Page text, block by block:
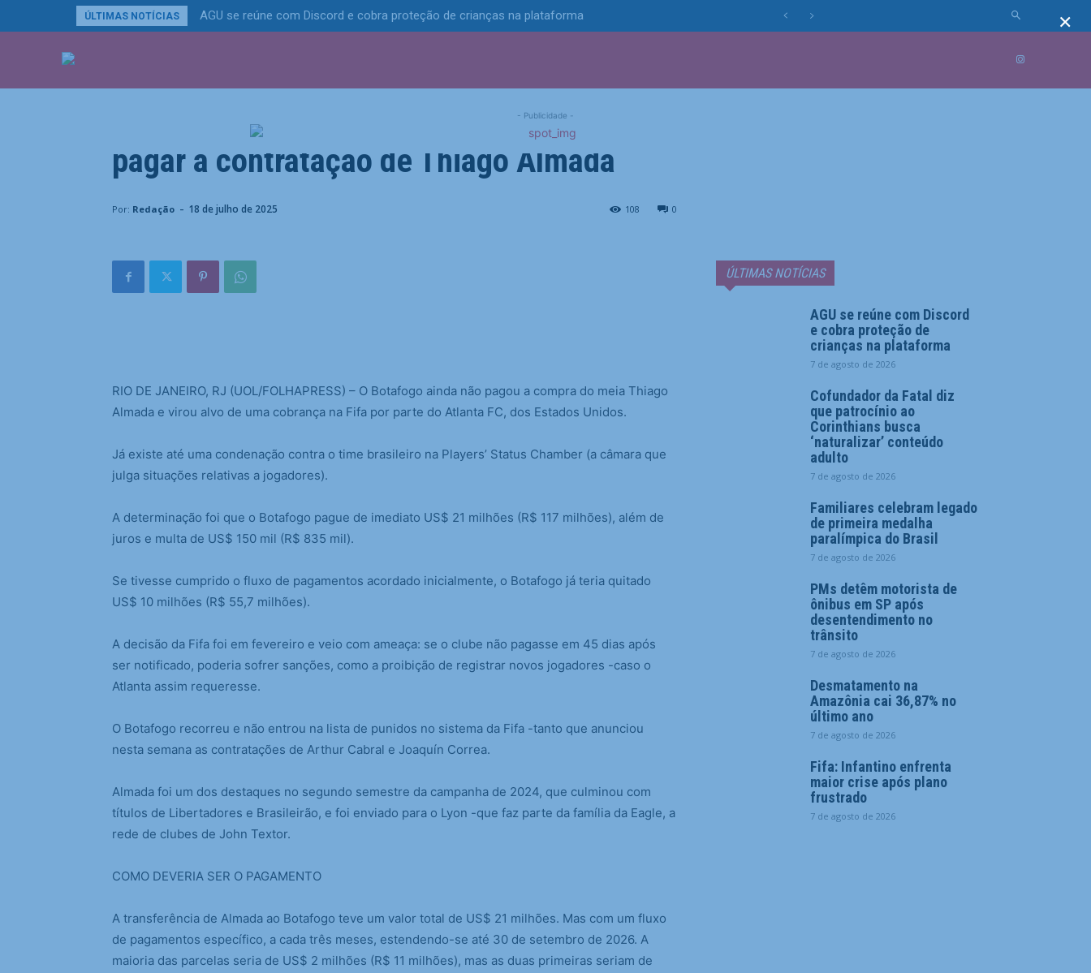
ÚLTIMAS NOTÍCIAS AGU se reúne com Discord e cobra proteção de crianças na plataforma
- Publicidade -
Esportes
Botafogo é condenado na Fifa após não
pagar a contratação de Thiago Almada
Por: Redação - 18 de julho de 2025 0
108
RIO DE JANEIRO, RJ (UOL/FOLHAPRESS) – O Botafogo ainda não pagou a compra do meia Thiago
Almada e virou alvo de uma cobrança na Fifa por parte do Atlanta FC, dos Estados Unidos.
Já existe até uma condenação contra o time brasileiro na Players’ Status Chamber (a câmara que
julga situações relativas a jogadores).
A determinação foi que o Botafogo pague de imediato US$ 21 milhões (R$ 117 milhões), além de
juros e multa de US$ 150 mil (R$ 835 mil).
Se tivesse cumprido o fluxo de pagamentos acordado inicialmente, o Botafogo já teria quitado
US$ 10 milhões (R$ 55,7 milhões).
A decisão da Fifa foi em fevereiro e veio com ameaça: se o clube não pagasse em 45 dias após
ser notificado, poderia sofrer sanções, como a proibição de registrar novos jogadores -caso o
Atlanta assim requeresse.
O Botafogo recorreu e não entrou na lista de punidos no sistema da Fifa -tanto que anunciou
nesta semana as contratações de Arthur Cabral e Joaquín Correa.
Almada foi um dos destaques no segundo semestre da campanha de 2024, que culminou com
títulos de Libertadores e Brasileirão, e foi enviado para o Lyon -que faz parte da família da Eagle, a
rede de clubes de John Textor.
COMO DEVERIA SER O PAGAMENTO
A transferência de Almada ao Botafogo teve um valor total de US$ 21 milhões. Mas com um fluxo
de pagamentos específico, a cada três meses, estendendo-se até 30 de setembro de 2026. A
maioria das parcelas seria de US$ 2 milhões (R$ 11 milhões), mas as duas primeiras seriam de
ÚLTIMAS NOTÍCIAS
AGU se reúne com Discord
e cobra proteção de
crianças na plataforma
7 de agosto de 2026
Cofundador da Fatal diz
que patrocínio ao
Corinthians busca
‘naturalizar’ conteúdo
adulto
7 de agosto de 2026
Familiares celebram legado
de primeira medalha
paralímpica do Brasil
7 de agosto de 2026
PMs detêm motorista de
ônibus em SP após
desentendimento no
trânsito
7 de agosto de 2026
Desmatamento na
Amazônia cai 36,87% no
último ano
7 de agosto de 2026
Fifa: Infantino enfrenta
maior crise após plano
frustrado
7 de agosto de 2026
×